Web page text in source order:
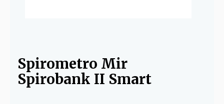
Spirometro Mir
Spirobank II Smart